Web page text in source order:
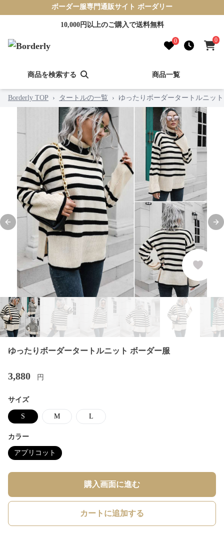
ボーダー服専門通販サイト ボーダリー
10,000円以上のご購入で送料無料
0 0
商品を検索する 商品一覧
Borderly TOP › タートルの一覧 › ゆったりボーダータートルニッ
Previous slide
ゆったりボーダータートルニット ボーダー服
3,880 円
サイズ
S M L
カラー
アプリコット
購入画面に進む
カートに追加する